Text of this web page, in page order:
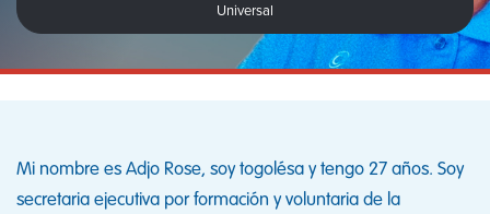
Universal
Mi nombre es Adjo Rose, soy togolésa y tengo 27 años. Soy
secretaria ejecutiva por formación y voluntaria de la